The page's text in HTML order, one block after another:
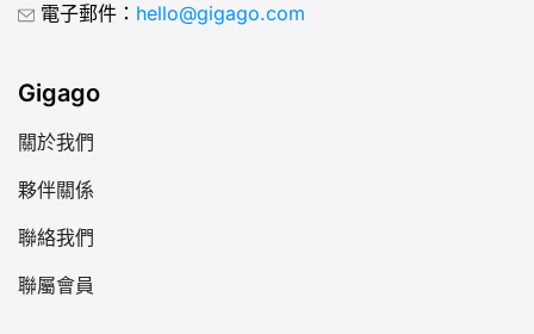
電子郵件： hello@gigago.com
Gigago
關於我們
夥伴關係
聯絡我們
聯屬會員